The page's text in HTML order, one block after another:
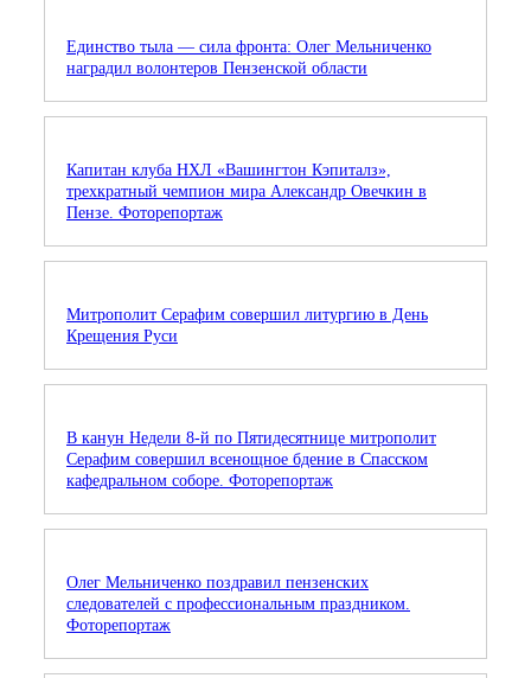
Единство тыла — сила фронта: Олег Мельниченко
наградил волонтеров Пензенской области
Капитан клуба НХЛ «Вашингтон Кэпиталз»,
трехкратный чемпион мира Александр Овечкин в
Пензе. Фоторепортаж
Митрополит Серафим совершил литургию в День
Крещения Руси
В канун Недели 8-й по Пятидесятнице митрополит
Серафим совершил всенощное бдение в Спасском
кафедральном соборе. Фоторепортаж
Олег Мельниченко поздравил пензенских
следователей с профессиональным праздником.
Фоторепортаж